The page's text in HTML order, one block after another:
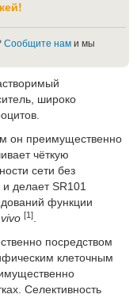
Сообщите нам и мы
широко
он преимущественно
чёткую
сети без
делает SR101
функции
[1].
посредством
клеточным
Селективность